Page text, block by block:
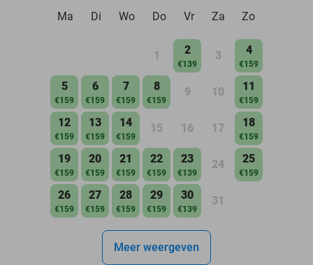
Ma
Di Wo Do Vr Za Zo
1 2
€139
3 4
€159
5
€159
6
€159
7
€159
8
€159
9 10 11
€159
12
€159
13
€159
14
€159
15 16 17 18
€159
19
€159
20
€159
21
€159
22
€159
23
€139
24 25
€159
26
€159
27
€159
28
€159
29
€159
30
€139
31
Meer weergeven